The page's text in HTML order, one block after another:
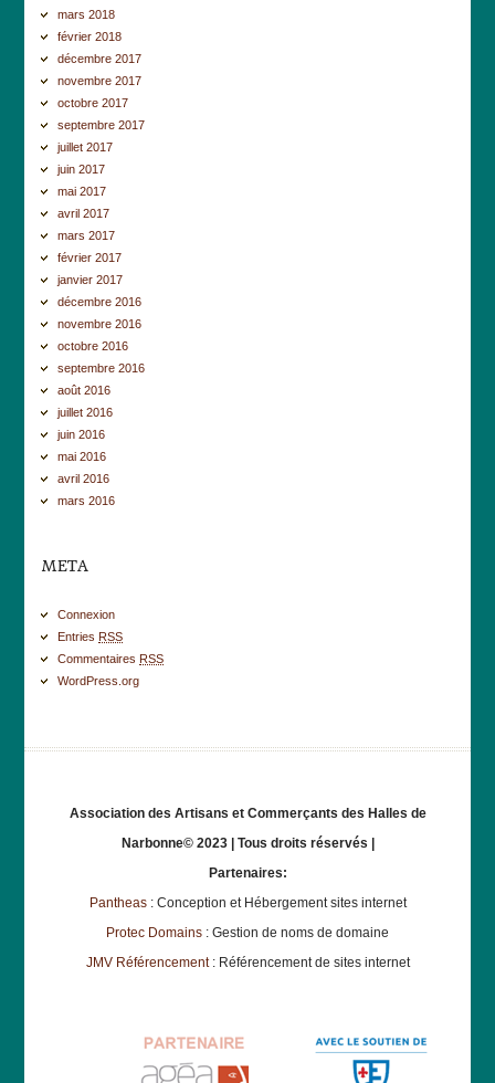
mars 2018
février 2018
décembre 2017
novembre 2017
octobre 2017
septembre 2017
juillet 2017
juin 2017
mai 2017
avril 2017
mars 2017
février 2017
janvier 2017
décembre 2016
novembre 2016
octobre 2016
septembre 2016
août 2016
juillet 2016
juin 2016
mai 2016
avril 2016
mars 2016
META
Connexion
Entries RSS
Commentaires RSS
WordPress.org
Association des Artisans et Commerçants des Halles de
Narbonne© 2023 | Tous droits réservés |
Partenaires:
Pantheas: Conception et Hébergement sites internet
Protec Domains : Gestion de noms de domaine
JMV Référencement: Référencement de sites internet